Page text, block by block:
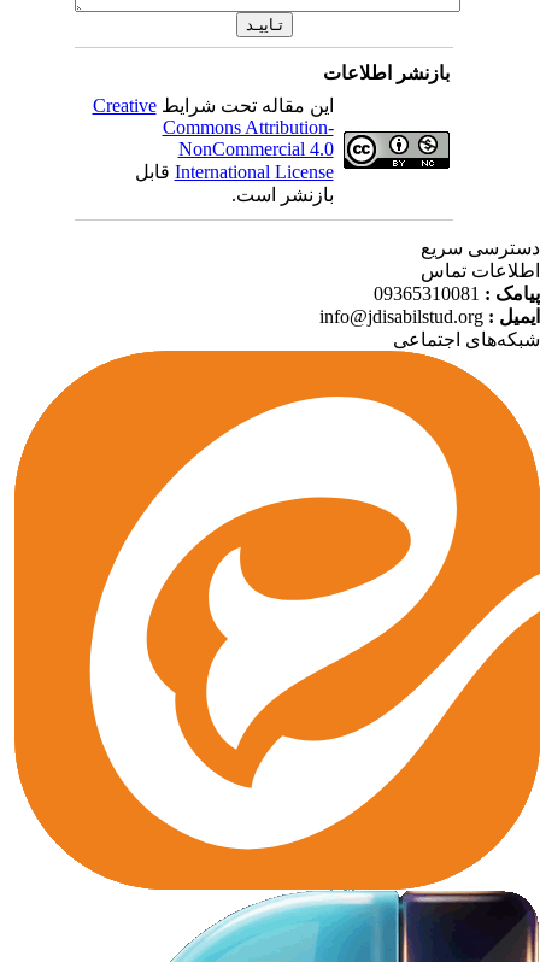
بازنشر اطلاعات
این مقاله تحت شرایطCreative
Commons Attribution-
NonCommercial 4.0
International Licenseقابل
بازنشر است.
سریع
تماس
:
09365310081
:
info@jdisabilstud.org
اجتماعی